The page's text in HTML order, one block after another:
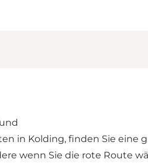
in Kolding, finden Sie eine
wenn Sie die rote Route